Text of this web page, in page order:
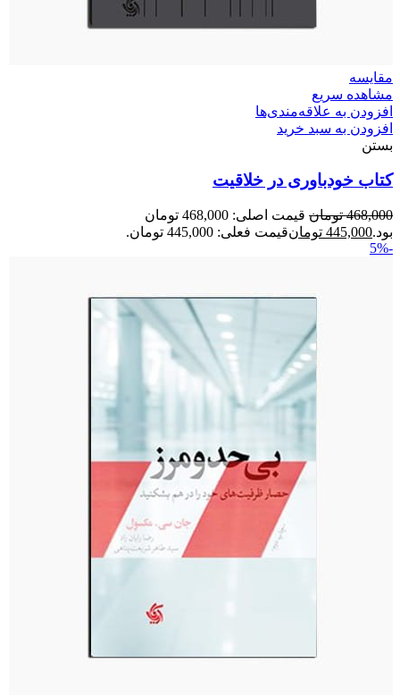
مقایسه
مشاهده سریع
افزودن به علاقه‌مندی‌ها
افزودن به سبد خرید
بستن
کتاب خودباوری در خلاقیت
468,000 تومان
قیمت اصلی: 468,000 تومان
بود.445,000 تومانقیمت فعلی: 445,000 تومان.
-5%